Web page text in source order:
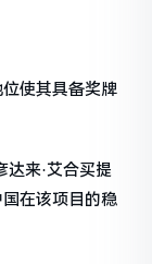
使其具备奖牌
达来·艾合买提
在该项目的稳